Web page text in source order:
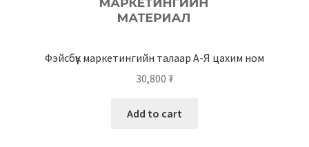
Фэйсбүүк маркетингийн талаар А-Я цахим ном
30,800 ₮
Add to cart